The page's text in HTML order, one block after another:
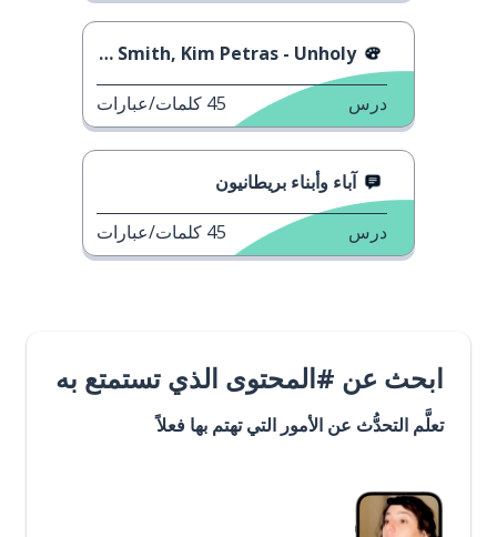
Sam Smith, Kim Petras - Unholy
درس 45 كلمات/عبارات
آباء وأبناء بريطانيون
درس 45 كلمات/عبارات
ابحث عن #المحتوى الذي تستمتع به
تعلَّم التحدُّث عن الأمور التي تهتم بها فعلاً